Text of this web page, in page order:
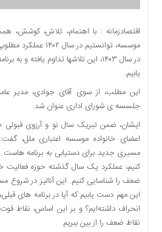
منظقه
دسترسی
سریع
تماس
درباره
اقتصادزمانه : با اهتمام، تلاش، کوشش،
موسسه، توانستیم در
در سال ۱۴۰۳، این تلاشها تداوم یافته
یابیم.
این مطلب، از سوی آقای جوادی، مدیر
جلسسه ی شورای اداری عنوان شد.
ایشان، ضمن تبریک سال نو و آرزوی قبولی
اعضای خانواده موسسه اعتباری ملل،
مسیری جدید برای دستیابی به برنامه
کنیم، عملکرد یک سال گذشته حوزه فعالیت
ضعف را شناسایی کنیم. این آنالیز در شروع
این مهم دست یابیم که آیا در برنامه های
انحراف داشته‌ایم؟ و بر این اساس، نقاط
نقاط ضعف را از بین ببریم